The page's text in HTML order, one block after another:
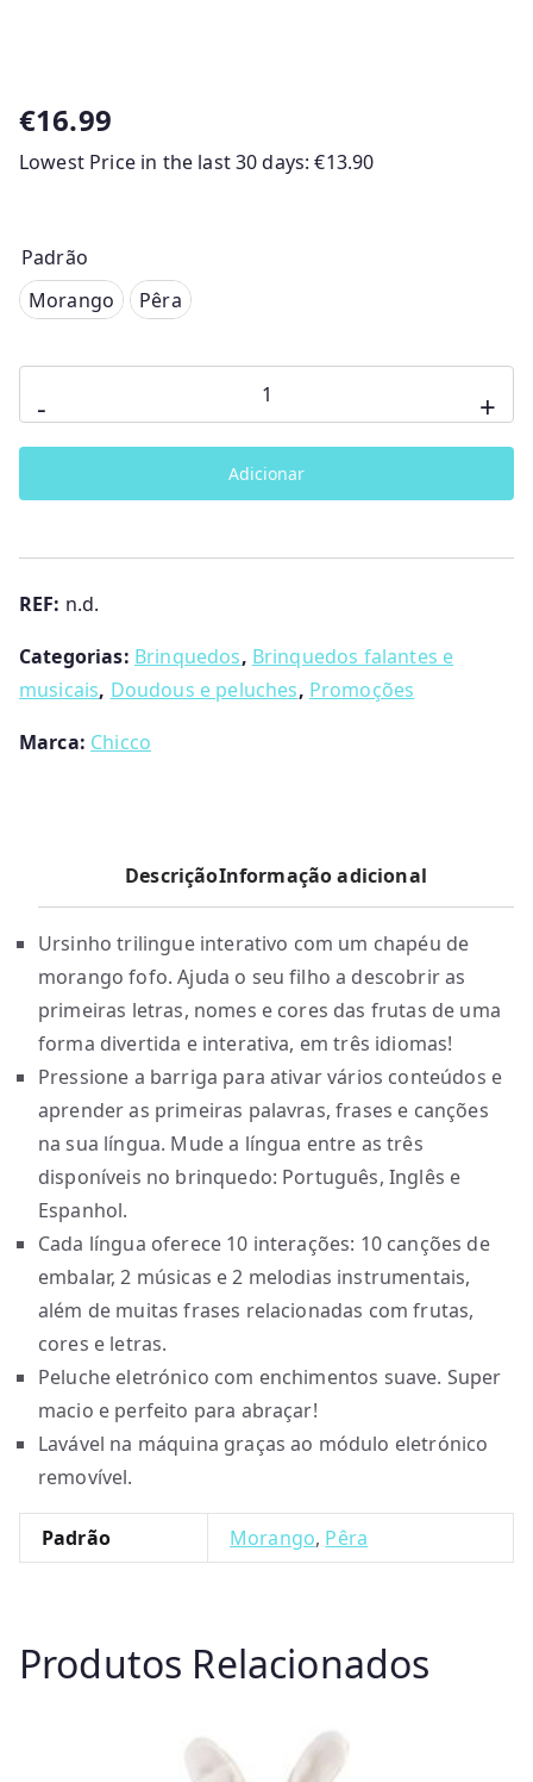
€16.99
Lowest Price in the last 30 days:€13.90
Padrão
Morango Pêra
-
de
Morango
+
Adicionar
REF: n.d.
Categorias: Brinquedos, Brinquedos falantes e
musicais, Doudous e peluches, Promoções
Marca: Chicco
DescriçãoInformação adicional
Ursinho trilingue interativo com um chapéu de
morango fofo. Ajuda o seu filho a descobrir as
primeiras letras, nomes e cores das frutas de uma
forma divertida e interativa, em três idiomas!
Pressione a barriga para ativar vários conteúdos e
aprender as primeiras palavras, frases e canções
na sua língua. Mude a língua entre as três
disponíveis no brinquedo: Português, Inglês e
Espanhol.
Cada língua oferece 10 interações: 10 canções de
embalar, 2 músicas e 2 melodias instrumentais,
além de muitas frases relacionadas com frutas,
cores e letras.
Peluche eletrónico com enchimentos suave. Super
macio e perfeito para abraçar!
Lavável na máquina graças ao módulo eletrónico
removível.
Padrão Morango, Pêra
Produtos Relacionados